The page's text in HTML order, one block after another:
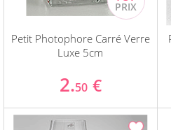
Petit Photophore Carré Verre
Luxe 5cm
2.50 €